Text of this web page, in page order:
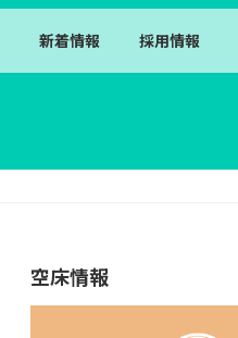
新着情報 採用情報
空床情報